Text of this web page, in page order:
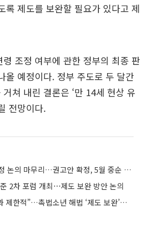
록 제도를 보완할 필요가 있다고 제
령 조정 여부에 관한 정부의 최종 판
올 예정이다. 정부 주도로 두 달간
쳐 내린 결론은 ‘만 14세 현상 유
전망이다.
촉법소년 연령조정 논의 마무리…권고안 확정, 5월 중순 발표
2차 포럼 개최⋯제도 보완 방안 논의
“연령 낮춰도 효과 제한적”…촉법소년 해법 ‘제도 보완’에 무게